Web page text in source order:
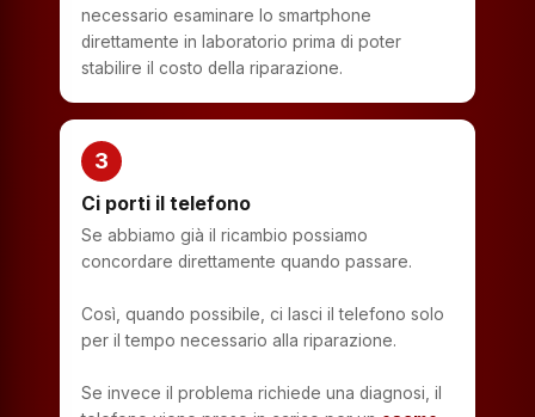
necessario esaminare lo smartphone
direttamente in laboratorio prima di poter
stabilire il costo della riparazione.
3
Ci porti il telefono
Se abbiamo già il ricambio possiamo
concordare direttamente quando passare.
Così, quando possibile, ci lasci il telefono solo
per il tempo necessario alla riparazione.
Se invece il problema richiede una diagnosi, il